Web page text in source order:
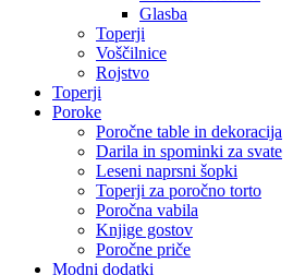
Glasba
Toperji
Voščilnice
Rojstvo
Toperji
Poroke
Poročne table in dekoracija
Darila in spominki za svate
Leseni naprsni šopki
Toperji za poročno torto
Poročna vabila
Knjige gostov
Poročne priče
Modni dodatki